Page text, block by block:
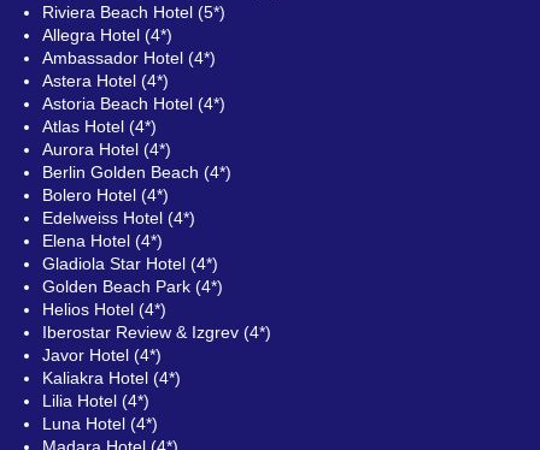
Riviera Beach Hotel (5*)
Allegra Hotel (4*)
Ambassador Hotel (4*)
Astera Hotel (4*)
Astoria Beach Hotel (4*)
Atlas Hotel (4*)
Aurora Hotel (4*)
Berlin Golden Beach (4*)
Bolero Hotel (4*)
Edelweiss Hotel (4*)
Elena Hotel (4*)
Gladiola Star Hotel (4*)
Golden Beach Park (4*)
Helios Hotel (4*)
Iberostar Review & Izgrev (4*)
Javor Hotel (4*)
Kaliakra Hotel (4*)
Lilia Hotel (4*)
Luna Hotel (4*)
Madara Hotel (4*)